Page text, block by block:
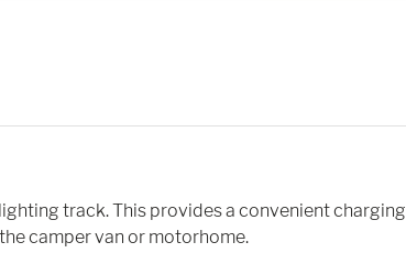
track. This provides a convenient charging
camper van or motorhome.